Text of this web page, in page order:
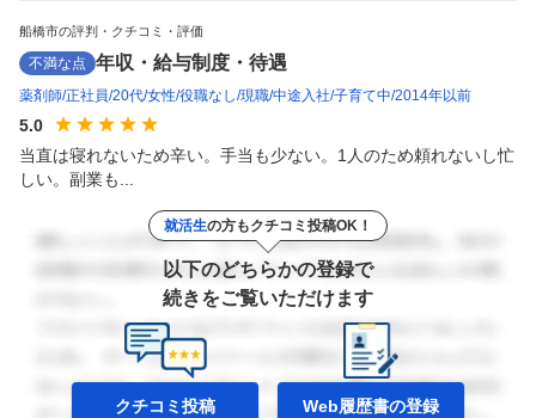
船橋市の評判・クチコミ・評価
不満な点 年収・給与制度・待遇
薬剤師 正社員 20代 女性 役職なし 現職 中途入社 子育て中 2014年以前
5.0
当直は寝れないため辛い。手当も少ない。1人のため頼れないし忙
しい。副業も...
就活生の方もクチコミ投稿OK！
以下のどちらかの登録で
続きをご覧いただけます
クチコミ投稿 Web履歴書の登録